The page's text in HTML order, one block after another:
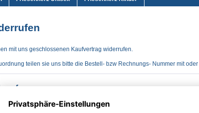
mit uns geschlossenen Kaufvertrag widerrufen.
teilen sie uns bitte die Bestell- bzw Rechnungs- Nummer mit